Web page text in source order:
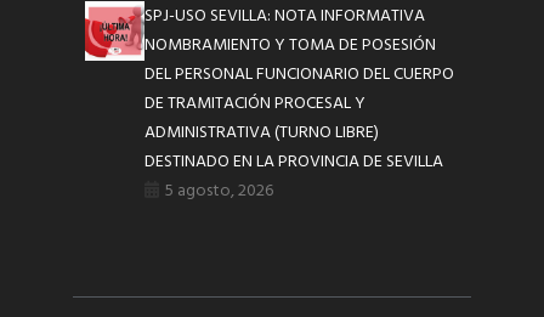
SPJ-USO SEVILLA: NOTA INFORMATIVA
NOMBRAMIENTO Y TOMA DE POSESIÓN
DEL PERSONAL FUNCIONARIO DEL CUERPO
DE TRAMITACIÓN PROCESAL Y
ADMINISTRATIVA (TURNO LIBRE)
DESTINADO EN LA PROVINCIA DE SEVILLA
5 agosto, 2026